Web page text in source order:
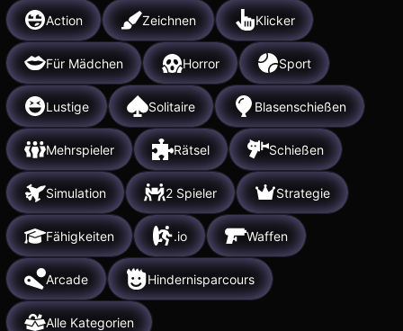
Action Zeichnen Klicker
Für Mädchen Horror Sport
Lustige Solitaire Blasenschießen
Mehrspieler Rätsel Schießen
Simulation 2 Spieler Strategie
Fähigkeiten .io Waffen
Arcade Hindernisparcours
Alle Kategorien